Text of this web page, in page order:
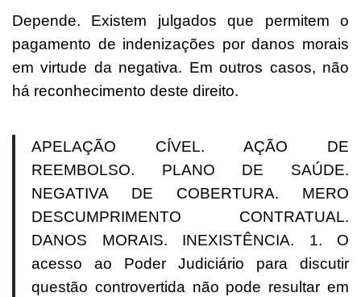
Depende. Existem julgados que permitem o
pagamento de indenizações por danos morais
em virtude da negativa. Em outros casos, não
há reconhecimento deste direito.
APELAÇÃO CÍVEL. AÇÃO DE
REEMBOLSO. PLANO DE SAÚDE.
NEGATIVA DE COBERTURA. MERO
DESCUMPRIMENTO CONTRATUAL.
DANOS MORAIS. INEXISTÊNCIA. 1. O
acesso ao Poder Judiciário para discutir
questão controvertida não pode resultar em